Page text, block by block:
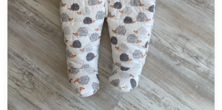
Značky
Měna
(CZK)
Přihlášení